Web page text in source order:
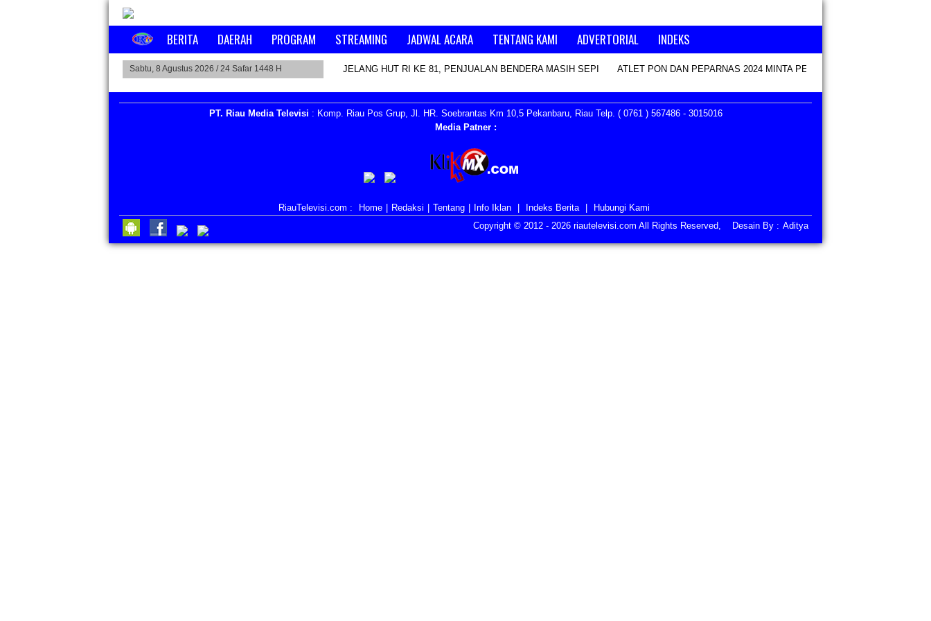
BERITA DAERAH PROGRAM STREAMING JADWAL ACARA TENTANG KAMI ADVERTORIAL INDEKS
Sabtu, 8 Agustus 2026 /24 Safar 1448 H JELANG HUT RI KE 81, PENJUALAN BENDERA MASIH SEPI ATLET PON DAN PEPARNAS 2024 MINTA PENCAIRAN KEKURANGAN
PT. Riau Media Televisi : Komp. Riau Pos Grup, Jl. HR. Soebrantas Km 10,5 Pekanbaru, Riau Telp. ( 0761 ) 567486 - 3015016
Media Patner :
RiauTelevisi.com : Home Redaksi Tentang Info Iklan Indeks Berita
Hubungi Kami
Copyright © 2012 - 2026 riautelevisi.com All Rights Reserved, Desain By : Aditya